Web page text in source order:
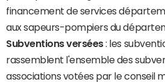
financement de services
aux sapeurs-pompiers du
Subventions versées: les
rassemblent l'ensemble des
associations votées par le conseil